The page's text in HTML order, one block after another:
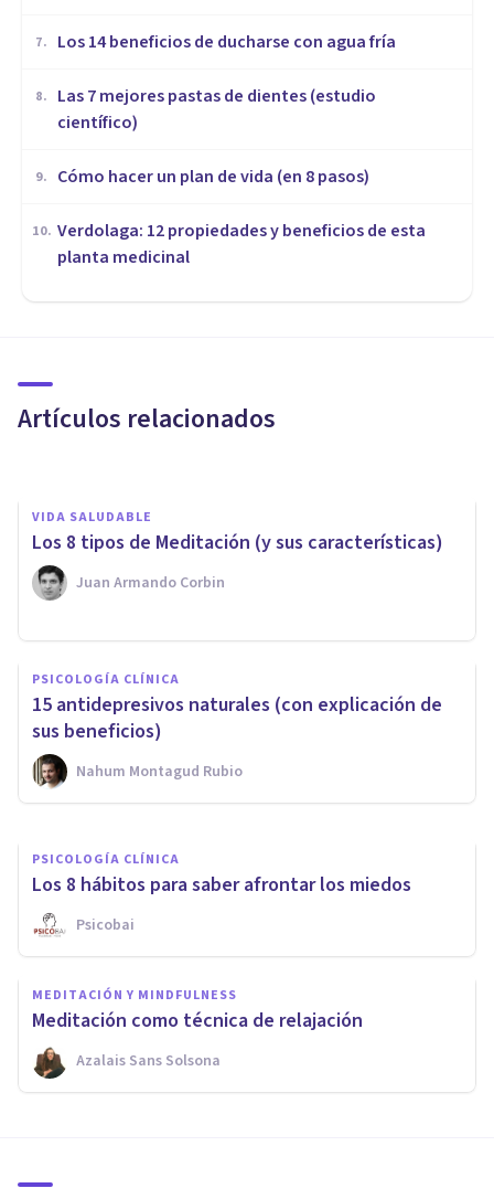
7. Los 14 beneficios de ducharse con agua fría
8.
Las 7 mejores pastas de dientes (estudio
científico)
9. Cómo hacer un plan de vida (en 8 pasos)
10. Verdolaga: 12 propiedades y beneficios de esta
planta medicinal
Artículos relacionados
​La importancia del control del
deportiva
VIDA SALUDABLE
Los 8 tipos de Meditación (y sus características)
Juan Armando Corbin
PSICOLOGÍA CLÍNICA
15 antidepresivos naturales (con explicación de
sus beneficios)
Nahum Montagud Rubio
Mindful Eating: qué es y cómo
puede ayudar a regular el peso
Verónica Valderrama Hernández
PSICOLOGÍA CLÍNICA
Los 8 hábitos para saber afrontar los miedos
Psicobai
MEDITACIÓN Y MINDFULNESS
Meditación como técnica de relajación
Azalais Sans Solsona